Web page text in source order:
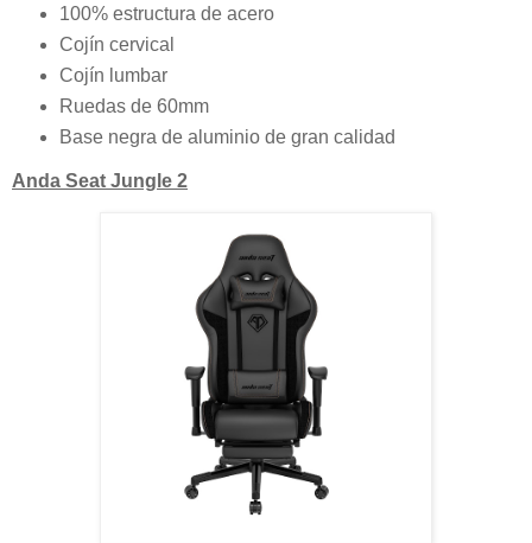
100% estructura de acero
Cojín cervical
Cojín lumbar
Ruedas de 60mm
Base negra de aluminio de gran calidad
Anda Seat Jungle 2